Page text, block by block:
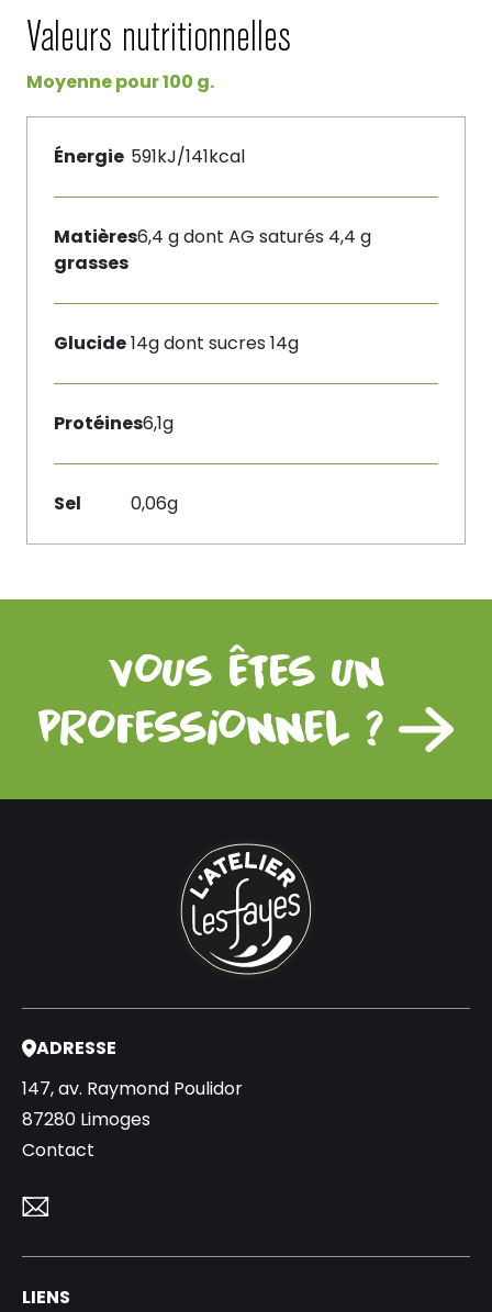
Valeurs nutritionnelles
Moyenne pour 100 g.
Énergie 591kJ/141kcal
Matières
grasses
6,4 g dont AG saturés 4,4 g
Glucide14g dont sucres 14g
Protéines6,1g
Sel 0,06g
vous êtes un
professionnel ?
ADRESSE
147, av. Raymond Poulidor
87280 Limoges
Contact
LIENS